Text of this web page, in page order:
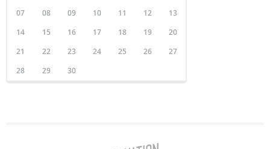
07
08 09 10 11 12
13
14
15 16 17 18 19
20
21
22 23 24 25 26
27
28
29 30